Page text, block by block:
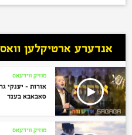
אנדערע ארטיקלען
מוזיק ווידעאס
אורות – יענקי
סאבאבא בענד
מוזיק ווידעאס